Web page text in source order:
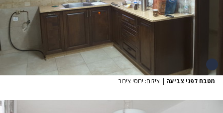
מטבח לפני צביעה | צילום: יחסי ציבור